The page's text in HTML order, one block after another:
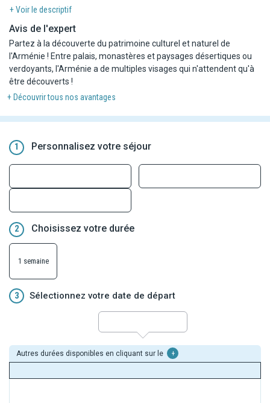
+ Voir le descriptif
Avis de l'expert
Partez à la découverte du patrimoine culturel et naturel de
l'Arménie ! Entre palais, monastères et paysages désertiques ou
verdoyants, l'Arménie a de multiples visages qui n'attendent qu'à
être découverts !
+ Découvrir tous nos avantages
1 Personnalisez votre séjour
2 Choisissez votre durée
1 semaine
3 Sélectionnez votre date de départ
Autres durées disponibles en cliquant sur le +